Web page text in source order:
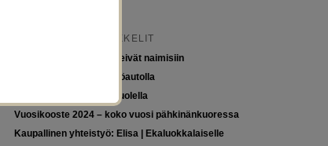
VIIMEISIMMÄT ARTIKKELIT
Tytöt kuuluvat kouluun, eivät naimisiin
Euroopan roadtrip sähköautolla
Tyttöjen ja tasa-arvon puolella
Vuosikooste 2024 – koko vuosi pähkinänkuoressa
Kaupallinen yhteistyö: Elisa | Ekaluokkalaiselle